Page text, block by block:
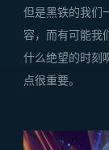
但是黑铁的我们
容，而有可能我
什么绝望的时刻
点很重要。